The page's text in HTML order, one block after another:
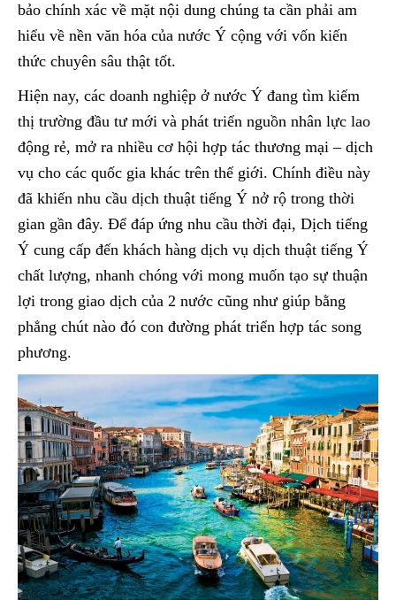
bảo chính xác về mặt nội dung chúng ta cần phải am
hiểu về nền văn hóa của nước Ý cộng với vốn kiến
thức chuyên sâu thật tốt.
Hiện nay, các doanh nghiệp ở nước Ý đang tìm kiếm
thị trường đầu tư mới và phát triển nguồn nhân lực lao
động rẻ, mở ra nhiều cơ hội hợp tác thương mại – dịch
vụ cho các quốc gia khác trên thế giới. Chính điều này
đã khiến nhu cầu dịch thuật tiếng Ý nở rộ trong thời
gian gần đây. Để đáp ứng nhu cầu thời đại, Dịch tiếng
Ý cung cấp đến khách hàng dịch vụ dịch thuật tiếng Ý
chất lượng, nhanh chóng với mong muốn tạo sự thuận
lợi trong giao dịch của 2 nước cũng như giúp bằng
phẳng chút nào đó con đường phát triển hợp tác song
phương.